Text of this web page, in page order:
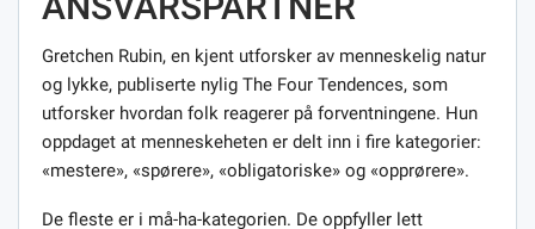
Gretchen Rubin, en kjent utforsker av menneskelig natur
og lykke, publiserte nylig The Four Tendences, som
utforsker hvordan folk reagerer på forventningene. Hun
oppdaget at menneskeheten er delt inn i fire kategorier:
«mestere», «spørere», «obligatoriske» og «opprørere».
De fleste er i må-ha-kategorien. De oppfyller lett